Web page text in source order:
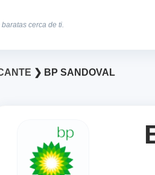
cerca de ti.
❯ BP SANDOVAL